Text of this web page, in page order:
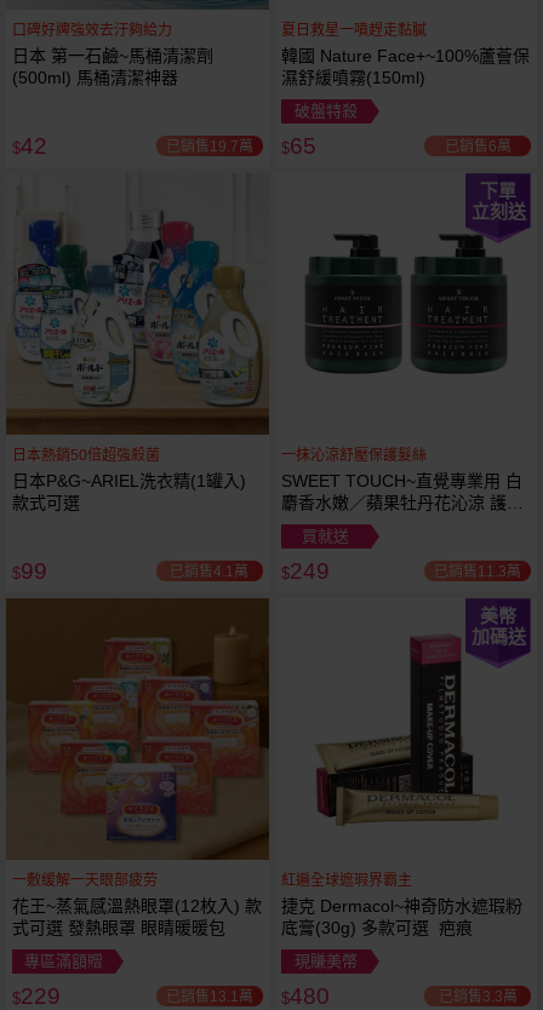
口碑好牌強效去汙夠給力
日本 第一石鹼~馬桶清潔劑
(500ml) 馬桶清潔神器
$42 已銷售19.7萬
夏日救星一噴趕走黏膩
韓國 Nature Face+~100%蘆薈保
濕舒緩噴霧(150ml)
破盤特殺
$65 已銷售6萬
日本熱銷50倍超強殺菌
日本P&G~ARIEL洗衣精(1罐入)
款式可選
$99 已銷售4.1萬
下單
立刻送
一抹沁涼舒壓保護髮絲
SWEET TOUCH~直覺專業用 白
麝香水嫩／蘋果牡丹花沁涼 護髮
膜(1000ml) 款式可選 全新包裝
買就送
$249 已銷售11.3萬
一敷缓解一天眼部疲劳
花王~蒸氣感溫熱眼罩(12枚入) 款
式可選 發熱眼罩 眼睛暖暖包
專區滿額贈
$229 已銷售13.1萬
美幣
加碼送
紅遍全球遮瑕界霸主
捷克 Dermacol~神奇防水遮瑕粉
底膏(30g) 多款可選 疤痕
現賺美幣
$480 已銷售3.3萬